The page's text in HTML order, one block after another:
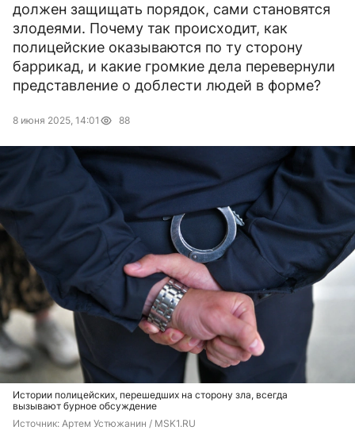
должен защищать порядок, сами становятся
злодеями. Почему так происходит, как
полицейские оказываются по ту сторону
баррикад, и какие громкие дела перевернули
представление о доблести людей в форме?
8 июня 2025, 14:01 88
Истории полицейских, перешедших на сторону зла, всегда
вызывают бурное обсуждение
Источник: Артем Устюжанин / MSK1.RU